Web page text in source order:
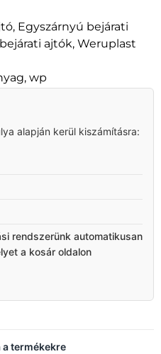
, Egyszárnyú bejárati
ajtók, Weruplast
, wp
alapján kerül kiszámításra:
rendszerünk automatikusan
a kosár oldalon
a termékekre